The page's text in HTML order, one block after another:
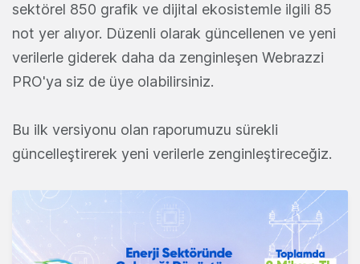
sektörel 850 grafik ve dijital ekosistemle ilgili 85
not yer alıyor. Düzenli olarak güncellenen ve yeni
verilerle giderek daha da zenginleşen Webrazzi
PRO'ya siz de üye olabilirsiniz.
Bu ilk versiyonu olan raporumuzu sürekli
güncelleştirerek yeni verilerle zenginleştireceğiz.